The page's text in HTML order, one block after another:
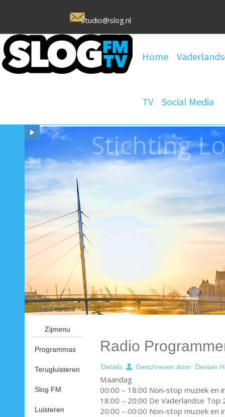
Studio@slog.nl
Home
TV Social Media
Stichting
Zijmenu
Programmas
Terugluisteren
Slog FM
Luisteren
Radio
Details Geschreven door: Denian
Maandag
00:00 – 18:00 Non-stop muziek en
18:00 – 20:00 De Vaderlandse Top
20:00 – 00:00 Non-stop muziek en